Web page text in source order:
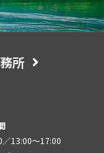
所
／13:00～17:00